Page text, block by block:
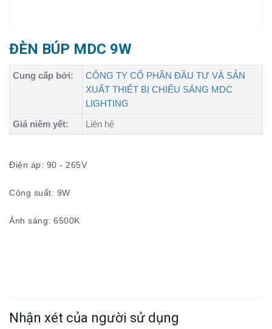
ĐÈN BÚP MDC 9W
Cung cấp bởi:
CÔNG TY CỔ PHẦN ĐẦU TƯ VÀ SẢN
XUẤT THIẾT BỊ CHIẾU SÁNG MDC
LIGHTING
Giá niêm yết:
Liên hệ
Điện áp: 90 - 265V
Công suất: 9W
Ánh sáng: 6500K
Nhận xét của người sử dụng